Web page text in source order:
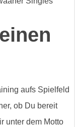
aufs Spielfeld
ob Du bereit
unter dem Motto